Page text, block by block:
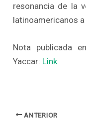
resonancia de la
latinoamericanos a
Nota publicada
Yaccar: Link
ANTERIOR